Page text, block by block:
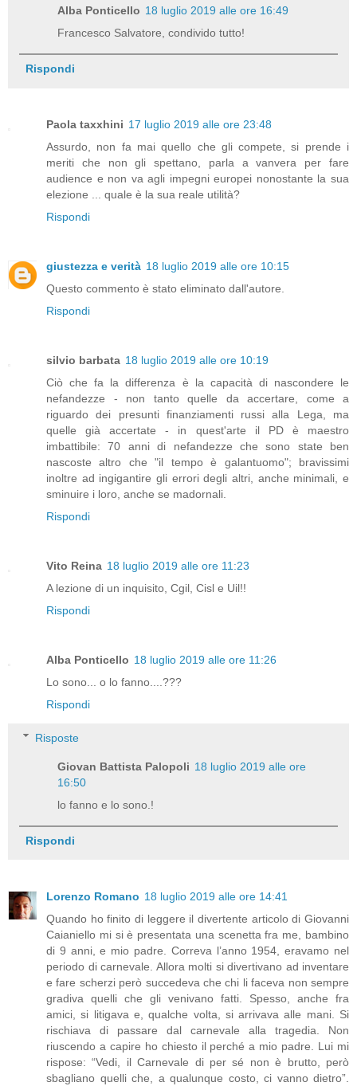
Alba Ponticello 18 luglio 2019 alle ore 16:49
Francesco Salvatore, condivido tutto!
Rispondi
Paola taxxhini 17 luglio 2019 alle ore 23:48
Assurdo, non fa mai quello che gli compete, si prende i
meriti che non gli spettano, parla a vanvera per fare
audience e non va agli impegni europei nonostante la sua
elezione ... quale è la sua reale utilità?
Rispondi
giustezza e verità 18 luglio 2019 alle ore 10:15
Questo commento è stato eliminato dall'autore.
Rispondi
silvio barbata 18 luglio 2019 alle ore 10:19
Ciò che fa la differenza è la capacità di nascondere le
nefandezze - non tanto quelle da accertare, come a
riguardo dei presunti finanziamenti russi alla Lega, ma
quelle già accertate - in quest'arte il PD è maestro
imbattibile: 70 anni di nefandezze che sono state ben
nascoste altro che "il tempo è galantuomo"; bravissimi
inoltre ad ingigantire gli errori degli altri, anche minimali, e
sminuire i loro, anche se madornali.
Rispondi
Vito Reina 18 luglio 2019 alle ore 11:23
A lezione di un inquisito, Cgil, Cisl e Uil!!
Rispondi
Alba Ponticello 18 luglio 2019 alle ore 11:26
Lo sono... o lo fanno....???
Rispondi
Risposte
Giovan Battista Palopoli 18 luglio 2019 alle ore
16:50
lo fanno e lo sono.!
Rispondi
Lorenzo Romano 18 luglio 2019 alle ore 14:41
Quando ho finito di leggere il divertente articolo di Giovanni
Caianiello mi si è presentata una scenetta fra me, bambino
di 9 anni, e mio padre. Correva l’anno 1954, eravamo nel
periodo di carnevale. Allora molti si divertivano ad inventare
e fare scherzi però succedeva che chi li faceva non sempre
gradiva quelli che gli venivano fatti. Spesso, anche fra
amici, si litigava e, qualche volta, si arrivava alle mani. Si
rischiava di passare dal carnevale alla tragedia. Non
riuscendo a capire ho chiesto il perché a mio padre. Lui mi
rispose: “Vedi, il Carnevale di per sé non è brutto, però
sbagliano quelli che, a qualunque costo, ci vanno dietro”.